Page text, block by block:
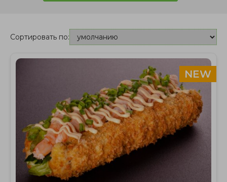
Сортировать по:
NEW